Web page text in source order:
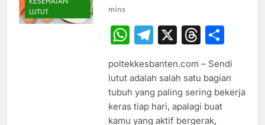
LUTUT
mins
WhatsApp
Telegram
X
poltekkesbanten.com – Sendi
lutut adalah salah satu bagian
tubuh yang paling sering bekerja
keras tiap hari, apalagi buat
kamu yang aktif bergerak,